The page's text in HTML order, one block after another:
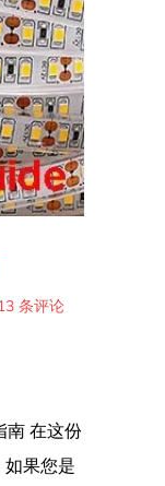
条评论
南 在这份
果您是